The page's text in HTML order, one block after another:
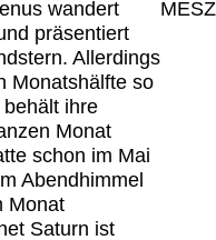
wandert
präsentiert
Allerdings
Monatshälfte so
ihre
Monat
schon im Mai
Abendhimmel
Monat
Saturn ist